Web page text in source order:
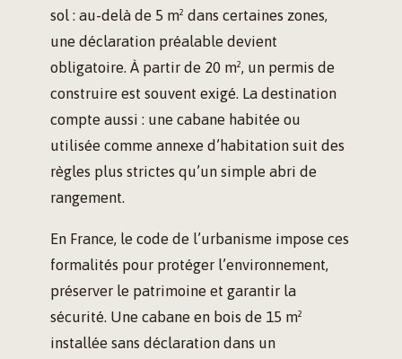
sol : au-delà de 5 m² dans certaines zones,
une déclaration préalable devient
obligatoire. À partir de 20 m², un permis de
construire est souvent exigé. La destination
compte aussi : une cabane habitée ou
utilisée comme annexe d’habitation suit des
règles plus strictes qu’un simple abri de
rangement.
En France, le code de l’urbanisme impose ces
formalités pour protéger l’environnement,
préserver le patrimoine et garantir la
sécurité. Une cabane en bois de 15 m²
installée sans déclaration dans un